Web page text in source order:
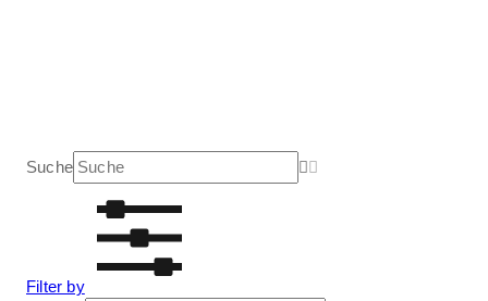
Suche
Filter by